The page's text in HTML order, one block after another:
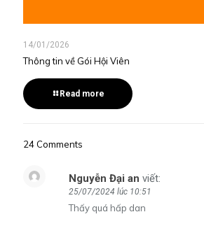
14/01/2026
Thông tin về Gói Hội Viên
Read more
24 Comments
Nguyễn Đại an viết:
25/07/2024 lúc 10:51
Thấy quá hấp dan